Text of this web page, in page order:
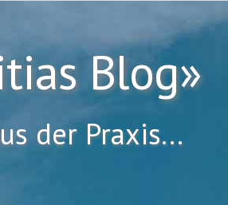
Blog»
der Praxis...